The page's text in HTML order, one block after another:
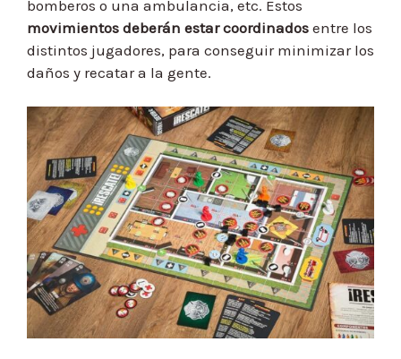
bomberos o una ambulancia, etc. Estos
movimientos deberán estar coordinados entre los
distintos jugadores, para conseguir minimizar los
daños y recatar a la gente.